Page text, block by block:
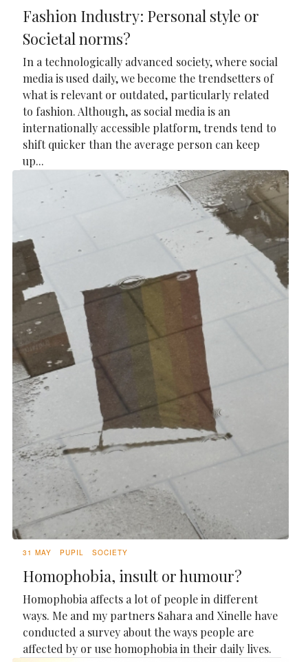
Fashion Industry: Personal style or
Societal norms?
In a technologically advanced society, where social
media is used daily, we become the trendsetters of
what is relevant or outdated, particularly related
to fashion. Although, as social media is an
internationally accessible platform, trends tend to
shift quicker than the average person can keep
up...
31 MAY PUPIL SOCIETY
Homophobia, insult or humour?
Homophobia affects a lot of people in different
ways. Me and my partners Sahara and Xinelle have
conducted a survey about the ways people are
affected by or use homophobia in their daily lives.